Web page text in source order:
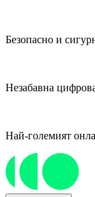
Безопасно и
Незабавна
Най-големият